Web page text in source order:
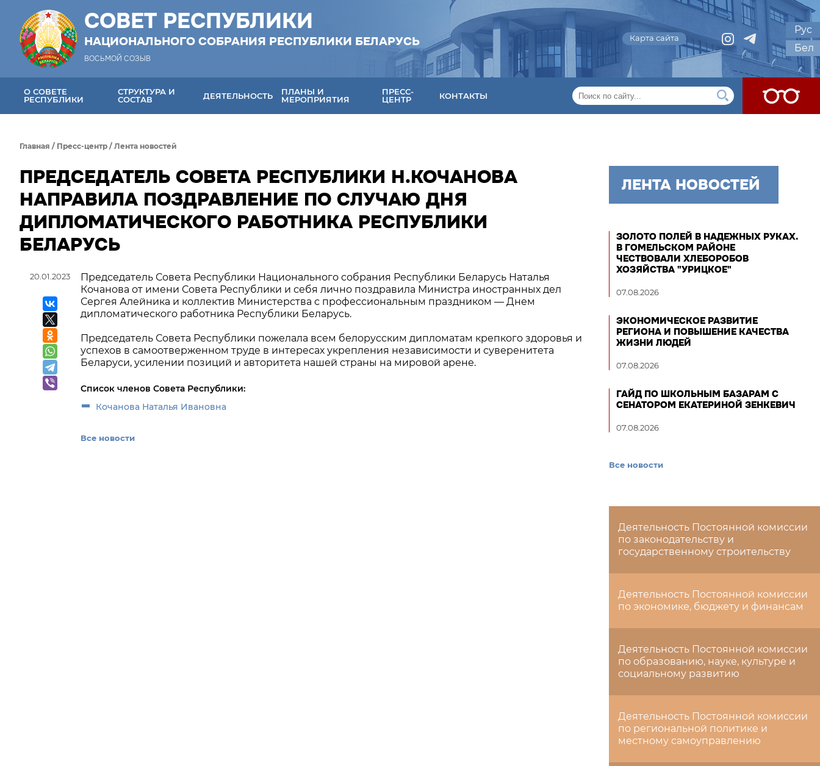
СОВЕТ РЕСПУБЛИКИ
НАЦИОНАЛЬНОГО СОБРАНИЯ РЕСПУБЛИКИ БЕЛАРУСЬ
ВОСЬМОЙ СОЗЫВ
Карта сайта
Рус
Бел
О СОВЕТЕ
РЕСПУБЛИКИ
СТРУКТУРА И
СОСТАВ
ДЕЯТЕЛЬНОСТЬ
ПЛАНЫ И
МЕРОПРИЯТИЯ
ПРЕСС-
ЦЕНТР
КОНТАКТЫ
Главная / Пресс-центр / Лента новостей
ПРЕДСЕДАТЕЛЬ СОВЕТА РЕСПУБЛИКИ Н.КОЧАНОВА
НАПРАВИЛА ПОЗДРАВЛЕНИЕ ПО СЛУЧАЮ ДНЯ
ДИПЛОМАТИЧЕСКОГО РАБОТНИКА РЕСПУБЛИКИ
БЕЛАРУСЬ
20.01.2023
Председатель Совета Республики Национального собрания Республики Беларусь Наталья
Кочанова от имени Совета Республики и себя лично поздравила Министра иностранных дел
Сергея Алейника и коллектив Министерства с профессиональным праздником — Днем
дипломатического работника Республики Беларусь.
Председатель Совета Республики пожелала всем белорусским дипломатам крепкого здоровья и
успехов в самоотверженном труде в интересах укрепления независимости и суверенитета
Беларуси, усилении позиций и авторитета нашей страны на мировой арене.
Список членов Совета Республики:
Кочанова Наталья Ивановна
Все новости
ЛЕНТА НОВОСТЕЙ
ЗОЛОТО ПОЛЕЙ В НАДЕЖНЫХ РУКАХ.
В ГОМЕЛЬСКОМ РАЙОНЕ
ЧЕСТВОВАЛИ ХЛЕБОРОБОВ
ХОЗЯЙСТВА "УРИЦКОЕ"
07.08.2026
ЭКОНОМИЧЕСКОЕ РАЗВИТИЕ
РЕГИОНА И ПОВЫШЕНИЕ КАЧЕСТВА
ЖИЗНИ ЛЮДЕЙ
07.08.2026
ГАЙД ПО ШКОЛЬНЫМ БАЗАРАМ С
СЕНАТОРОМ ЕКАТЕРИНОЙ ЗЕНКЕВИЧ
07.08.2026
Все новости
Деятельность Постоянной комиссии
по законодательству и
государственному строительству
Деятельность Постоянной комиссии
по экономике, бюджету и финансам
Деятельность Постоянной комиссии
по образованию, науке, культуре и
социальному развитию
Деятельность Постоянной комиссии
по региональной политике и
местному самоуправлению